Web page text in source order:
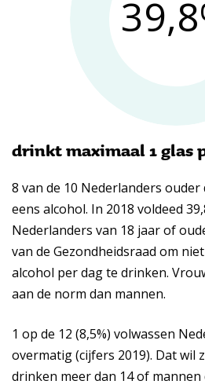
39,8
drinkt maximaal 1 glas
8 van de 10 Nederlanders
eens alcohol. In 2018 voldeed
Nederlanders van 18 jaar of
van de Gezondheidsraad om
alcohol per dag te drinken.
aan de norm dan mannen.
1 op de 12 (8,5%) volwassen
overmatig (cijfers 2019). Dat wil
drinken meer dan 14 of mannen